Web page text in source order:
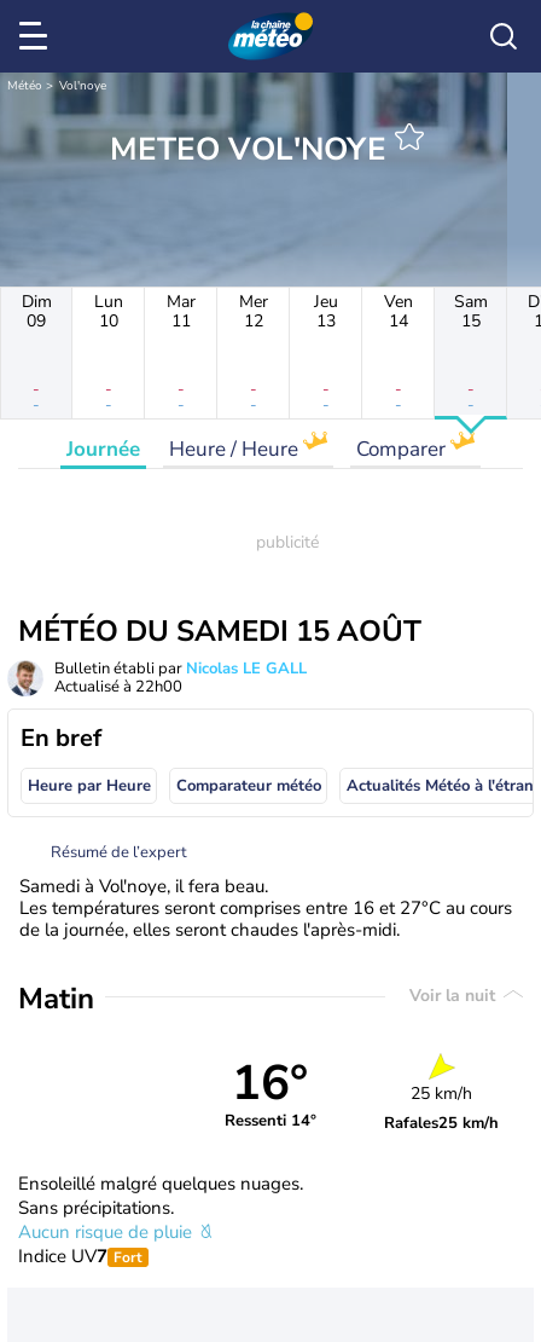
Météo Vol'noye
METEO VOL'NOYE
Dim
09
-
-
Lun
10
-
-
Mar
11
-
-
Mer
12
-
-
Jeu
13
-
-
Ven
14
-
-
Sam
15
-
-
Journée Heure / Heure Comparer
MÉTÉO DU SAMEDI 15 AOÛT
Bulletin établi par Nicolas LE GALL
Actualisé à 22h00
En bref
Heure par Heure Comparateur météo
Résumé de l’expert
Samedi à Vol'noye, il fera beau.
Les températures seront comprises entre 16 et 27°C au cours
de la journée, elles seront chaudes l'après-midi.
Matin Voir la nuit
16°
Ressenti 14°
25 km/h
Rafales25 km/h
Ensoleillé malgré quelques nuages.
Sans précipitations.
Aucun risque de pluie
Indice UV7 Fort